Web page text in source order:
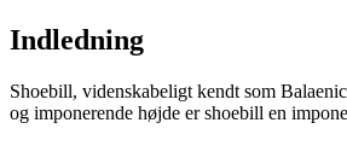
Indledning
Shoebill, videnskabeligt kendt som
og imponerende højde er shoebill en